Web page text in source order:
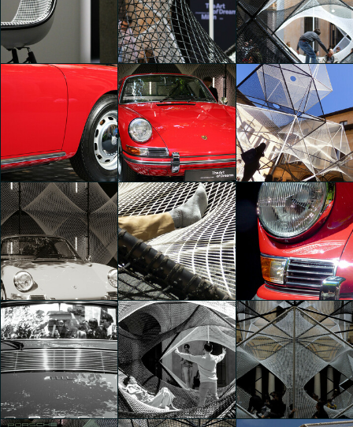
The Art of Dreams
Elsa De Mori
The Art of Dreams
Giulia Roberti
The Art of Dreams
Giulia Roberti
The Art of Dreams
Sara Zampatti
The Art of Dreams
Sara Zampatti
The Art of Dreams
Sara Zampatti
The Art of Dreams
Sara Zampatti
The Art of Dreams
Sara Zampatti
The Art of Dreams
Cecilia Capone
The Art of Dreams
Cecilia Capone
The Art of Dreams
Cecilia Capone
The Art of Dreams
Cecilia Capone